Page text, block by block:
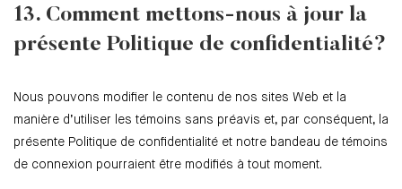
13. Comment mettons-nous à jour la
présente Politique de confidentialité?
Nous pouvons modifier le contenu de nos sites Web et la
manière d’utiliser les témoins sans préavis et, par conséquent, la
présente Politique de confidentialité et notre bandeau de témoins
de connexion pourraient être modifiés à tout moment.